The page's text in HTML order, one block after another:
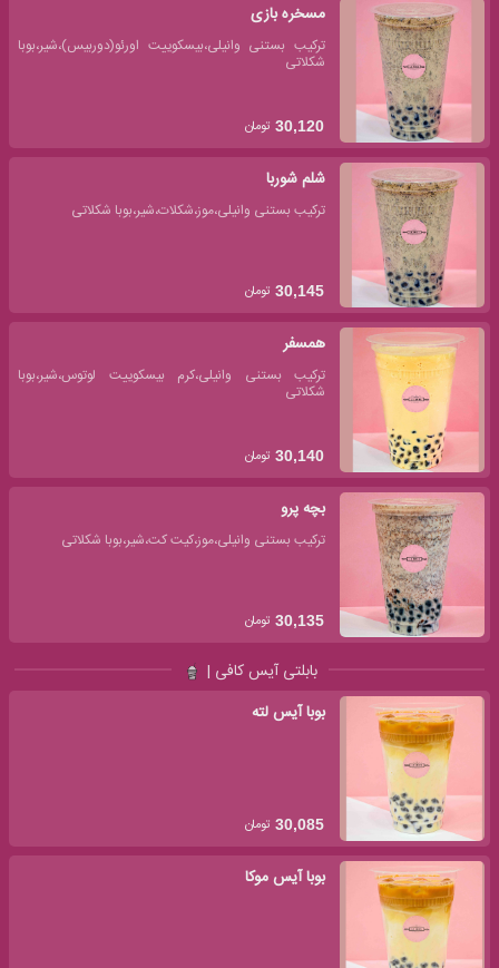
مسخره بازی
ترکیب بستنی وانیلی،بیسکوییت اورئو(دوربیس)،شیر،بوبا
شکلاتی
30,120 تومان
شلم شوربا
ترکیب بستنی وانیلی،موز،شکلات،شیر،بوبا شکلاتی
30,145 تومان
همسفر
ترکیب بستنی وانیلی،کرم بیسکوییت لوتوس،شیر،بوبا
شکلاتی
30,140 تومان
بچه پرو
ترکیب بستنی وانیلی،موز،کیت کت،شیر،بوبا شکلاتی
30,135 تومان
بابلتی آیس کافی |
بوبا آیس لته
30,085 تومان
بوبا آیس موکا